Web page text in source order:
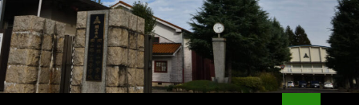
コ
ン
テ
ン
ツ